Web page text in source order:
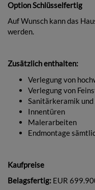
Option Schlüsselfertig
Auf Wunsch kann das
werden.
Zusätzlich enthalten:
Verlegung von
Verlegung von
Sanitärkeramik
Innentüren
Malerarbeiten
Endmontage
Kaufpreise
Belagsfertig: EUR